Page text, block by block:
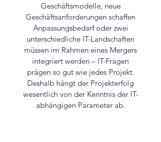
Geschäftsmodelle, neue
Geschäftsanforderungen schaffen
Anpassungsbedarf oder zwei
unterschiedliche IT-Landschaften
müssen im Rahmen eines Mergers
integriert werden – IT-Fragen
prägen so gut wie jedes Projekt.
Deshalb hängt der Projekterfolg
wesentlich von der Kenntnis der IT-
abhängigen Parameter ab.